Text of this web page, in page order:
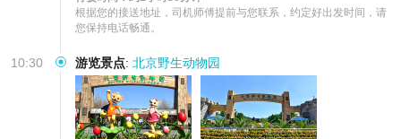
根据您的接送地址，司机师傅提前与您联系，约定好出发时间，请
您保持电话畅通。
10:30 游览景点: 北京野生动物园